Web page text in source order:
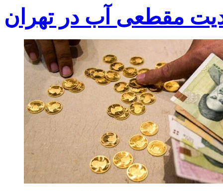
مقطعی آب در تهران